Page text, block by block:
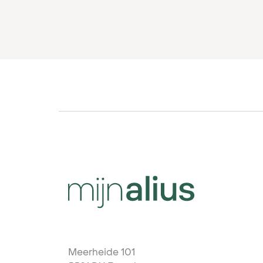
Meerheide 101